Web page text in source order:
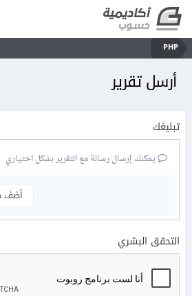
PHP
أرسل تقرير
تبليغك
يمكنك إرسال رسالة مع التقرير بشكل اختياري
أضف
التحقق البشري